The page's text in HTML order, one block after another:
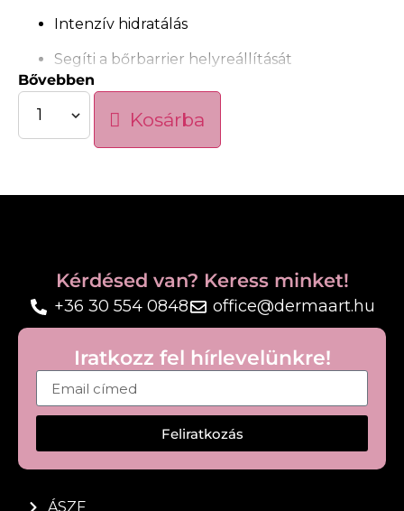
Intenzív hidratálás
Segíti a bőrbarrier helyreállítását
Gyorsan felszívódó, nem ragad
Bőrgyógyászatilag tesztelt
Bővebben
Kosárba
Iratkozz fel hírlevelünkre!
Feliratkozás
Kérdésed van? Keress minket!
+36 30 554 0848 office@dermaart.hu
ÁSZF